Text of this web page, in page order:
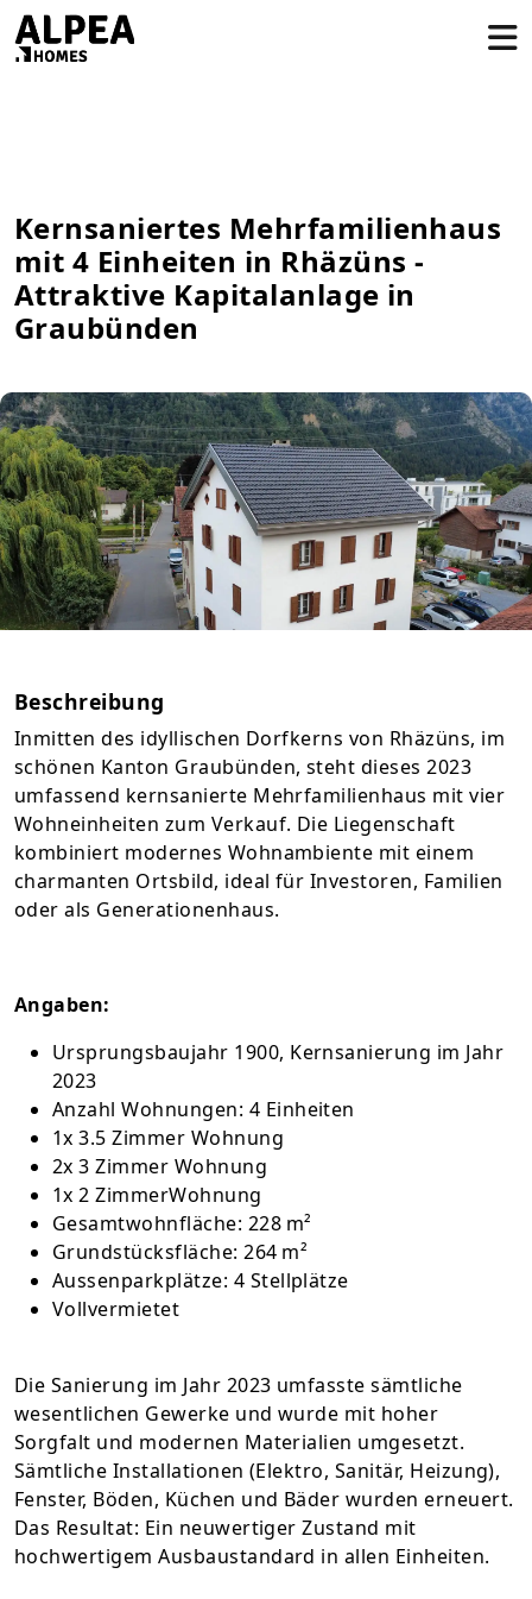
Kernsaniertes Mehrfamilienhaus
mit 4 Einheiten in Rhäzüns -
Attraktive Kapitalanlage in
Graubünden
Beschreibung
Inmitten des idyllischen Dorfkerns von Rhäzüns, im
schönen Kanton Graubünden, steht dieses 2023
umfassend kernsanierte Mehrfamilienhaus mit vier
Wohneinheiten zum Verkauf. Die Liegenschaft
kombiniert modernes Wohnambiente mit einem
charmanten Ortsbild, ideal für Investoren, Familien
oder als Generationenhaus.
Angaben:
Ursprungsbaujahr 1900, Kernsanierung im Jahr
2023
Anzahl Wohnungen: 4 Einheiten
1x 3.5 Zimmer Wohnung
2x 3 Zimmer Wohnung
1x 2 ZimmerWohnung
Gesamtwohnfläche: 228 m²
Grundstücksfläche: 264 m²
Aussenparkplätze: 4 Stellplätze
Vollvermietet
Die Sanierung im Jahr 2023 umfasste sämtliche
wesentlichen Gewerke und wurde mit hoher
Sorgfalt und modernen Materialien umgesetzt.
Sämtliche Installationen (Elektro, Sanitär, Heizung),
Fenster, Böden, Küchen und Bäder wurden erneuert.
Das Resultat: Ein neuwertiger Zustand mit
hochwertigem Ausbaustandard in allen Einheiten.